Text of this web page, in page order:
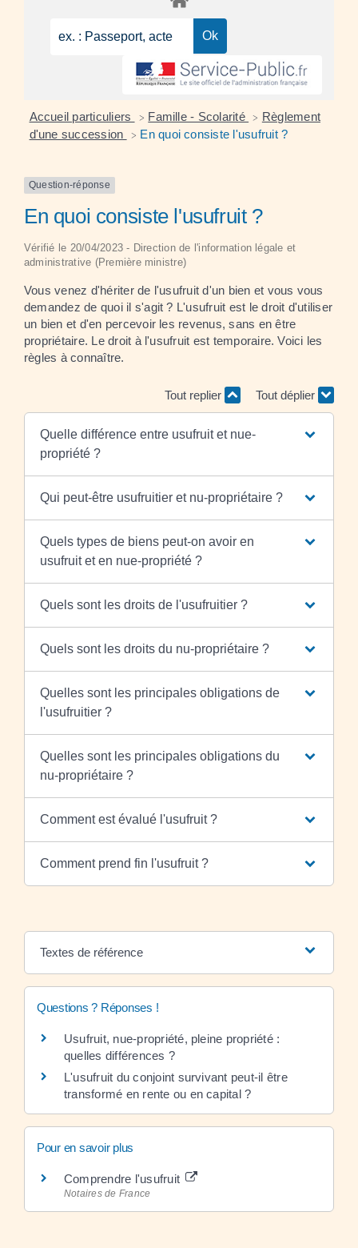
Accueil particuliers > Famille - Scolarité > Règlement
d'une succession
> En quoi consiste l'usufruit ?
Question-réponse
En quoi consiste l'usufruit ?
Vérifié le 20/04/2023 - Direction de l'information légale et
administrative (Première ministre)
Vous venez d'hériter de l'usufruit d'un bien et vous vous
demandez de quoi il s'agit ? L'usufruit est le droit d'utiliser
un bien et d'en percevoir les revenus, sans en être
propriétaire. Le droit à l'usufruit est temporaire. Voici les
règles à connaître.
Tout replier Tout déplier
Quelle différence entre usufruit et nue-
propriété ?
Qui peut-être usufruitier et nu-propriétaire ?
Quels types de biens peut-on avoir en
usufruit et en nue-propriété ?
Quels sont les droits de l'usufruitier ?
Quels sont les droits du nu-propriétaire ?
Quelles sont les principales obligations de
l'usufruitier ?
Quelles sont les principales obligations du
nu-propriétaire ?
Comment est évalué l'usufruit ?
Comment prend fin l'usufruit ?
Textes de référence
Questions ? Réponses !
Usufruit, nue-propriété, pleine propriété :
quelles différences ?
L'usufruit du conjoint survivant peut-il être
transformé en rente ou en capital ?
Pour en savoir plus
Comprendre l'usufruit
Notaires de France